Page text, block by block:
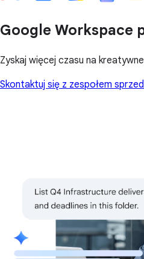
Google Workspace
Zyskaj więcej czasu na
Skontaktuj się z zespołem